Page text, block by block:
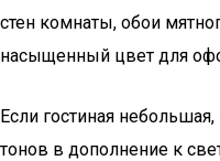
стен комнаты, обои
насыщенный цвет для
Если гостиная
тонов в дополнение к